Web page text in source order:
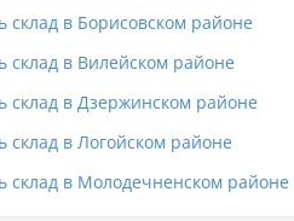
склад в Борисовском районе
склад в Вилейском районе
склад в Дзержинском районе
склад в Логойском районе
склад в Молодечненском районе